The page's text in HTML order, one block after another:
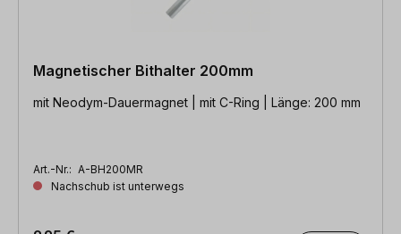
Magnetischer Bithalter 200mm
mit Neodym-Dauermagnet | mit C-Ring | Länge: 200 mm
Art.-Nr.: A-BH200MR
Nachschub ist unterwegs